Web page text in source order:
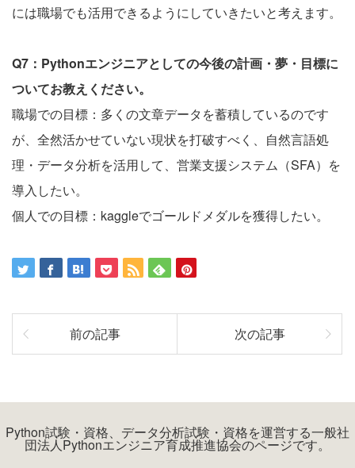
には職場でも活用できるようにしていきたいと考えます。
Q7：Pythonエンジニアとしての今後の計画・夢・目標に
ついてお教えください。
職場での目標：多くの文章データを蓄積しているのです
が、全然活かせていない現状を打破すべく、自然言語処
理・データ分析を活用して、営業支援システム（SFA）を
導入したい。
個人での目標：kaggleでゴールドメダルを獲得したい。
前の記事 次の記事
Python試験・資格、データ分析試験・資格を運営する一般社
団法人Pythonエンジニア育成推進協会のページです。